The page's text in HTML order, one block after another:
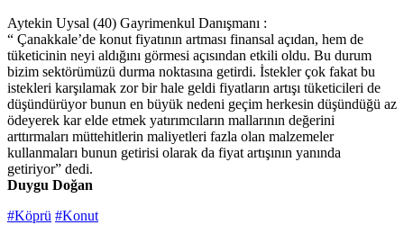
Aytekin Uysal (40) Gayrimenkul Danışmanı :
“ Çanakkale’de konut fiyatının artması finansal açıdan, hem de
tüketicinin neyi aldığını görmesi açısından etkili oldu. Bu durum
bizim sektörümüzü durma noktasına getirdi. İstekler çok fakat bu
istekleri karşılamak zor bir hale geldi fiyatların artışı tüketicileri de
düşündürüyor bunun en büyük nedeni geçim herkesin düşündüğü az
ödeyerek kar elde etmek yatırımcıların mallarının değerini
arttırmaları müttehitlerin maliyetleri fazla olan malzemeler
kullanmaları bunun getirisi olarak da fiyat artışının yanında
getiriyor” dedi.
Duygu Doğan
#Köprü #Konut